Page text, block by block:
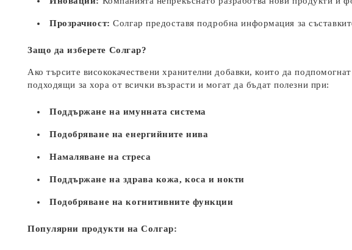
Прозрачност: Солгар предоставя подробна информация за
Защо да изберете Солгар?
Ако търсите висококачествени хранителни добавки, които да
подходящи за хора от всички възрасти и могат да бъдат полезни при:
Поддържане на имунната система
Подобряване на енергийните нива
Намаляване на стреса
Поддържане на здрава кожа, коса и нокти
Подобряване на когнитивните функции
Популярни продукти на Солгар: